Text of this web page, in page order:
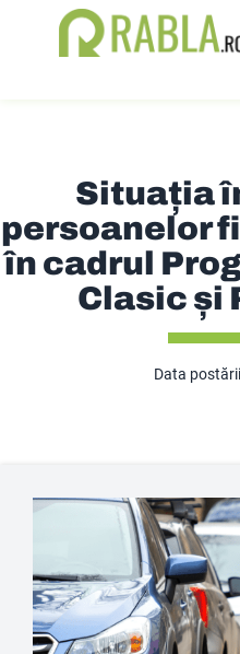
Situația
persoanelor
în cadrul
Clasic și
Data